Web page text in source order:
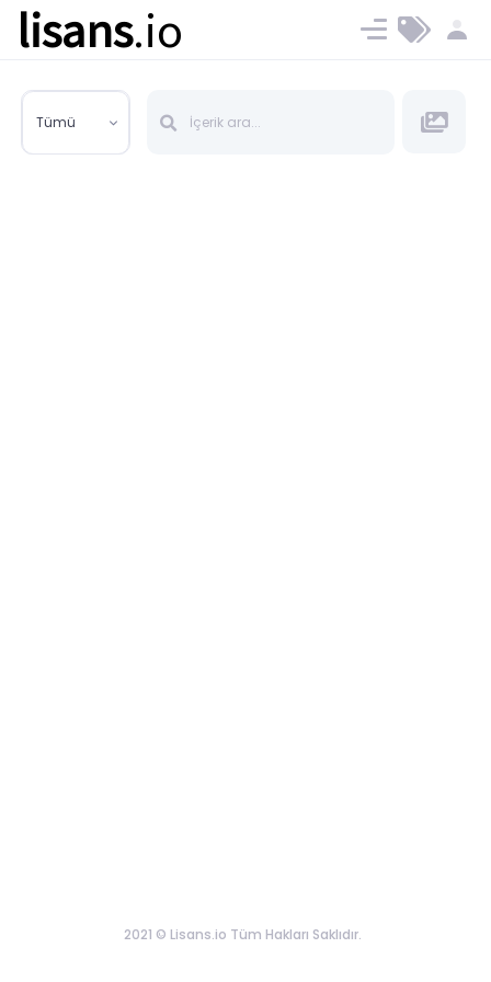
lisans.io Ücret ve Planlar
Tümü
2021 © Lisans.io Tüm Hakları Saklıdır.